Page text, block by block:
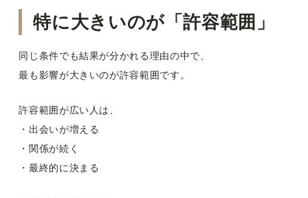
特に大きいのが「許容範囲」
同じ条件でも結果が分かれる理由の中で、
最も影響が大きいのが許容範囲です。
許容範囲が広い人は、
・出会いが増える
・関係が続く
・最終的に決まる